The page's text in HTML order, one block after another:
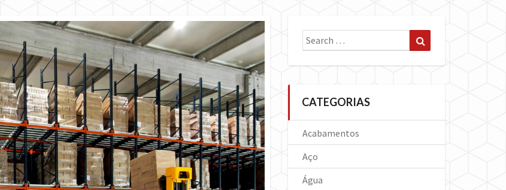
Search
for:
CATEGORIAS
Acabamentos
Aço
Água